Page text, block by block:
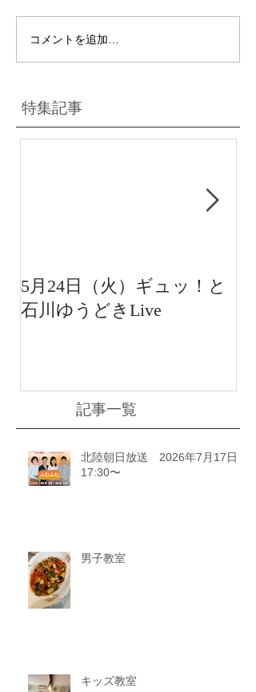
コメントを追加…
特集記事
5月24日（火）ギュッ！と
石川ゆうどきLive
記事一覧
北陸朝日放送 2026年7月17日
17:30〜
男子教室
キッズ教室